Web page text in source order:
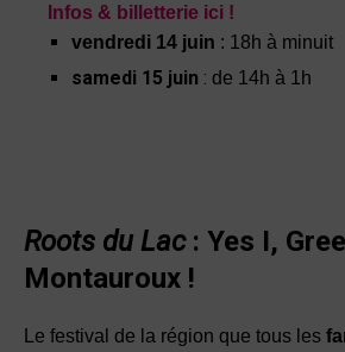
Infos & billetterie ici !
vendredi 14 juin : 18h à minuit
samedi 15 juin : de 14h à 1h
Roots du Lac: Yes I,
Montauroux !
Le festival de la région que tous les